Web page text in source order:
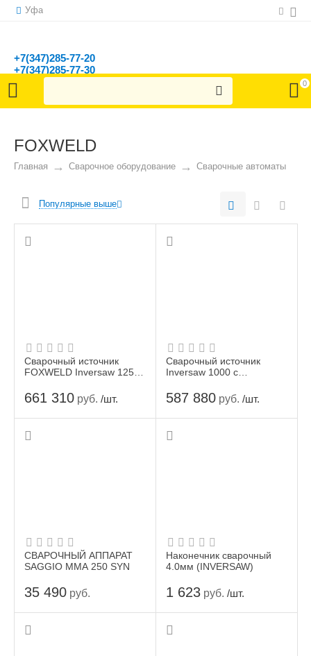
Уфа
+7(347)285-77-20
+7(347)285-77-30
г. Уфа, ул. Ленина, д. 150/1
0
FOXWELD
Главная Сварочное оборудование Сварочные автоматы
Популярные выше
Сварочный источник
FOXWELD Inversaw 1250
661 310 руб. /шт.
Сварочный источник
Inversaw 1000 с
FoxWeld/КНР)
587 880 руб. /шт.
СВАРОЧНЫЙ АППАРАТ
SAGGIO MMA 250 SYN
35 490 руб.
Наконечник сварочный
4.0мм (INVERSAW)
1 623 руб. /шт.